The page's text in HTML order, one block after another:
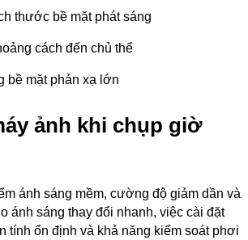
thước bề mặt phát sáng
cách đến chủ thể
bề mặt phản xạ lớn
ảnh khi chụp giờ
ánh sáng mềm, cường độ giảm dần và
ánh sáng thay đổi nhanh, việc cài đặt
tính ổn định và khả năng kiểm soát phơi